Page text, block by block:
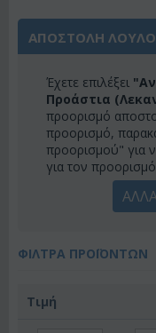
ΑΠΟΣΤΟΛΗ
Έχετε επιλέξει
Προάστια
προορισμό
προορισμό,
προορισμού" για
για τον
ΦΊΛΤΡΑ ΠΡΟΪΌΝΤΩΝ
Τιμή